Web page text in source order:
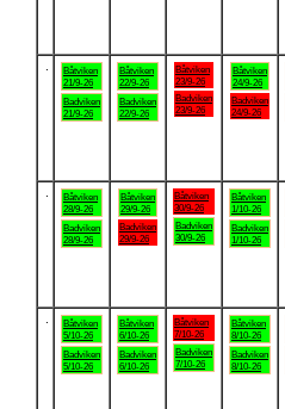
Båtviken
21/9-26
Badviken
21/9-26
Båtviken
22/9-26
Badviken
22/9-26
Båtviken
23/9-26
Badviken
23/9-26
Båtviken
24/9-26
Badviken
24/9-26
Båtviken
28/9-26
Badviken
28/9-26
Båtviken
29/9-26
Badviken
29/9-26
Båtviken
30/9-26
Badviken
30/9-26
Båtviken
1/10-26
Badviken
1/10-26
Båtviken
5/10-26
Badviken
5/10-26
Båtviken
6/10-26
Badviken
6/10-26
Båtviken
7/10-26
Badviken
7/10-26
Båtviken
8/10-26
Badviken
8/10-26